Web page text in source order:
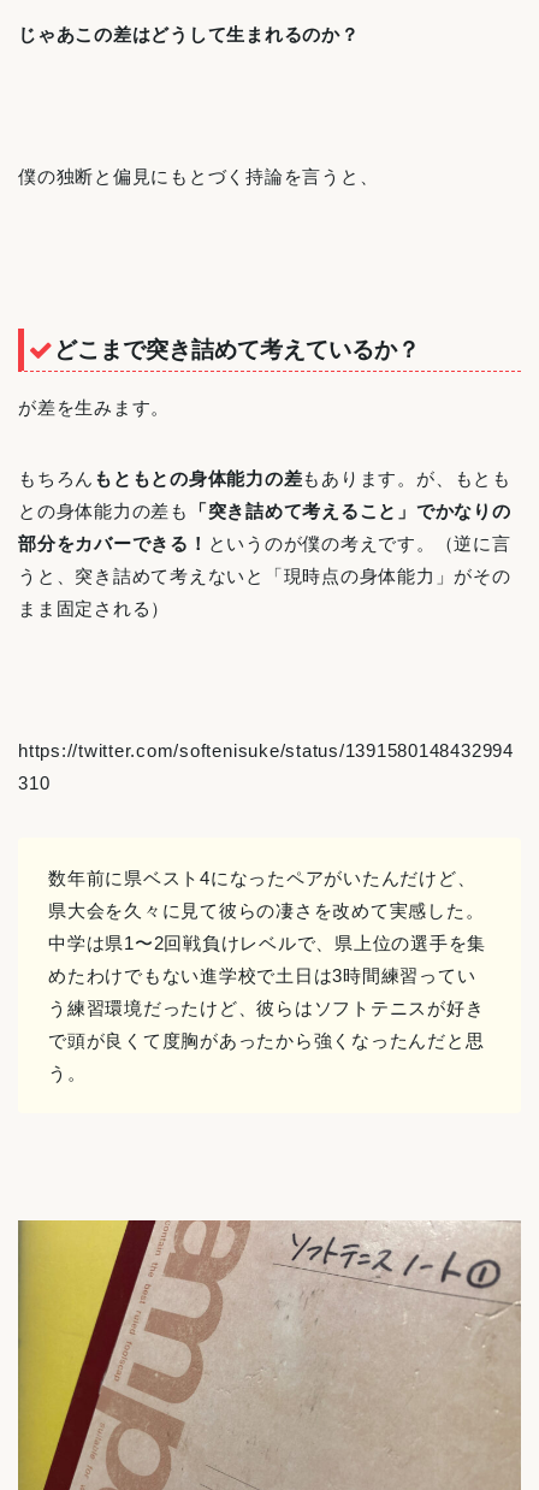
じゃあこの差はどうして生まれるのか？
僕の独断と偏見にもとづく持論を言うと、
どこまで突き詰めて考えているか？
が差を生みます。
もちろん もともとの身体能力の差もあります。が、もとも
との身体能力の差も
「突き詰めて考えること」でかなりの
部分をカバーできる！ というのが僕の考えです。（逆に言
うと、突き詰めて考えないと「現時点の身体能力」がその
まま固定される）
https://twitter.com/softenisuke/status/1391580148432994
310
数年前に県ベスト4になったペアがいたんだけど、
県大会を久々に見て彼らの凄さを改めて実感した。
中学は県1〜2回戦負けレベルで、県上位の選手を集
めたわけでもない進学校で土日は3時間練習ってい
う練習環境だったけど、彼らはソフトテニスが好き
で頭が良くて度胸があったから強くなったんだと思
う。